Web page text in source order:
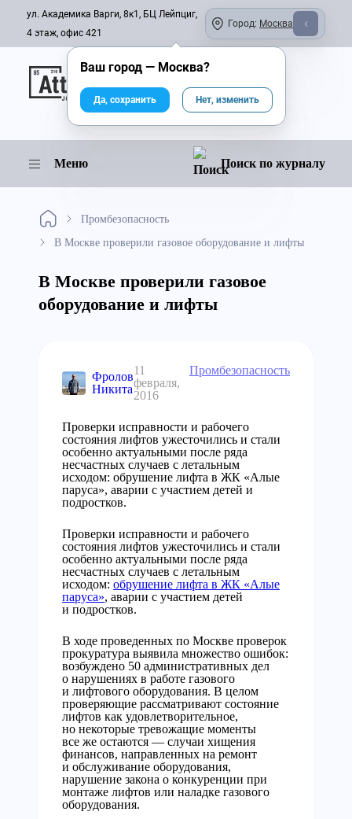
ул. Академика Варги, 8к1, БЦ Лейпциг,
4 этаж, офис 421
Город: Москва
Онлайн-журнал
Меню Поиск по журналу
Промбезопасность
В Москве проверили газовое оборудование и лифты
В Москве проверили газовое
оборудование и лифты
Фролов
Никита
11
февраля,
2016
Промбезопасность
Проверки исправности и рабочего
состояния лифтов ужесточились и стали
особенно актуальными после ряда
несчастных случаев с летальным
исходом: обрушение лифта в ЖК «Алые
паруса», аварии с участием детей и
подростков.
Проверки исправности и рабочего
состояния лифтов ужесточились и стали
особенно актуальными после ряда
несчастных случаев с летальным
исходом: обрушение лифта в ЖК «Алые
паруса», аварии с участием детей
и подростков.
В ходе проведенных по Москве проверок
прокуратура выявила множество ошибок:
возбуждено 50 административных дел
о нарушениях в работе газового
и лифтового оборудования. В целом
проверяющие рассматривают состояние
лифтов как удовлетворительное,
но некоторые тревожащие моменты
все же остаются — случаи хищения
финансов, направленных на ремонт
и обслуживание оборудования,
нарушение закона о конкуренции при
монтаже лифтов или наладке газового
оборудования.
Ваш город — Москва?
Да, сохранить Нет, изменить